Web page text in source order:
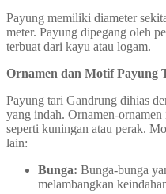
Payung memiliki diameter
meter. Payung dipegang oleh
terbuat dari kayu atau logam.
Ornamen dan Motif Payung
Payung tari Gandrung dihias
yang indah. Ornamen-
seperti kuningan atau perak.
lain:
Bunga: Bunga-bunga
melambangkan